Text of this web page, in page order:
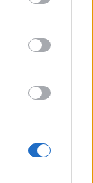
tags to
Google
a
lappangó